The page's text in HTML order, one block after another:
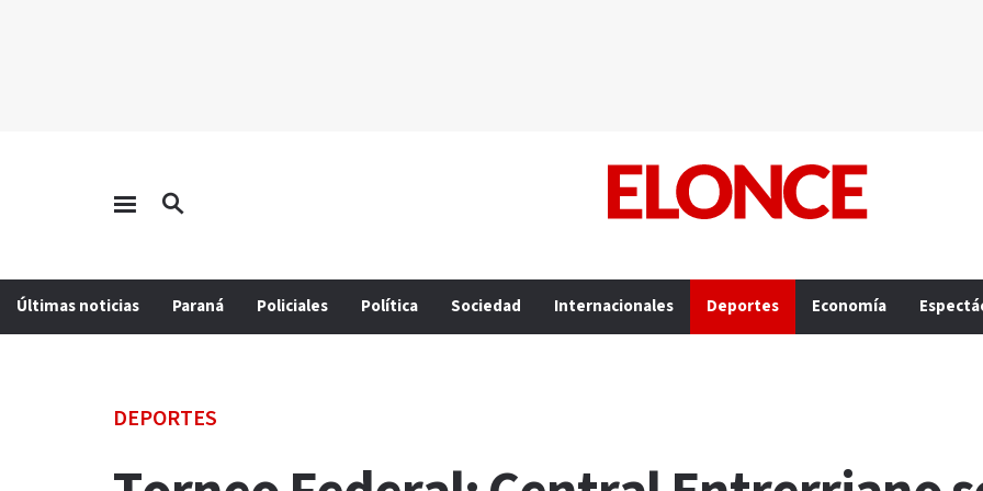
Últimas noticias Paraná Policiales Política Sociedad Internacionales Deportes Economía
DEPORTES